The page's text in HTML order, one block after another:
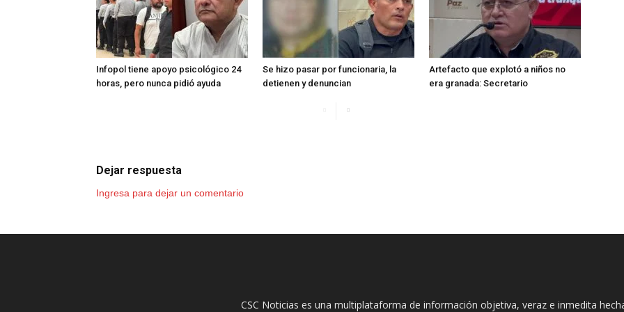
Infopol tiene apoyo psicológico 24
horas, pero nunca pidió ayuda
Se hizo pasar por funcionaria, la
detienen y denuncian
Artefacto que explotó a niños no
era granada: Secretario
Dejar respuesta
Ingresa para dejar un comentario
CSC Noticias es una multiplataforma de información objetiva, veraz e inmedita